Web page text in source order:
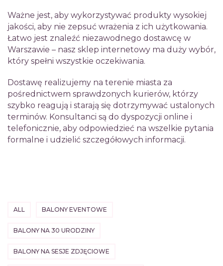
Ważne jest, aby wykorzystywać produkty wysokiej
jakości, aby nie zepsuć wrażenia z ich użytkowania.
Łatwo jest znaleźć niezawodnego dostawcę w
Warszawie – nasz sklep internetowy ma duży wybór,
który spełni wszystkie oczekiwania.
Dostawę realizujemy na terenie miasta za
pośrednictwem sprawdzonych kurierów, którzy
szybko reagują i starają się dotrzymywać ustalonych
terminów. Konsultanci są do dyspozycji online i
telefonicznie, aby odpowiedzieć na wszelkie pytania
formalne i udzielić szczegółowych informacji.
ALL BALONY EVENTOWE
BALONY NA 30 URODZINY
BALONY NA SESJE ZDJĘCIOWE